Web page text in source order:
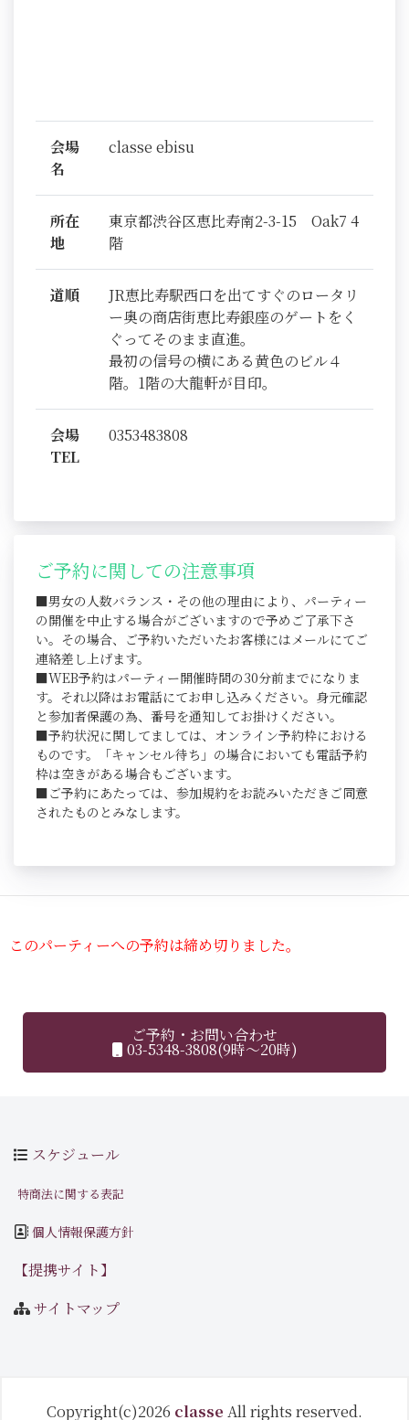
会場
名
classe ebisu
所在
地
東京都渋谷区恵比寿南2-3-15 Oak7 4
階
道順
JR恵比寿駅西口を出てすぐのロータリ
ー奥の商店街恵比寿銀座のゲートをく
ぐってそのまま直進。
最初の信号の横にある黄色のビル４
階。1階の大龍軒が目印。
会場
TEL
0353483808
ご予約に関しての注意事項
■男女の人数バランス・その他の理由により、パーティー
の開催を中止する場合がございますので予めご了承下さ
い。その場合、ご予約いただいたお客様にはメールにてご
連絡差し上げます。
■WEB予約はパーティー開催時間の30分前までになりま
す。それ以降はお電話にてお申し込みください。身元確認
と参加者保護の為、番号を通知してお掛けください。
■予約状況に関してましては、オンライン予約枠における
ものです。「キャンセル待ち」の場合においても電話予約
枠は空きがある場合もございます。
■ご予約にあたっては、参加規約をお読みいただきご同意
されたものとみなします。
このパーティーへの予約は締め切りました。
ご予約・お問い合わせ
03-5348-3808(9時～20時)
スケジュール
特商法に関する表記
個人情報保護方針
【提携サイト】
サイトマップ
Copyright(c)2026 classe All rights reserved.